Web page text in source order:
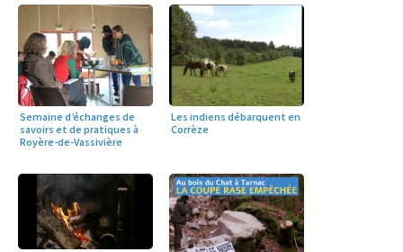
Semaine d’échanges de
savoirs et de pratiques à
Royère-de-Vassivière
Les indiens débarquent en
Corrèze